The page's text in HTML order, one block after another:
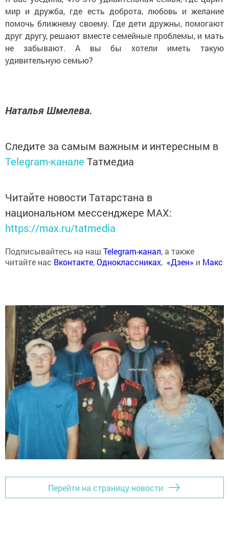
мир и дружба, где есть доброта, любовь и желание
помочь ближнему своему. Где дети дружны, помогают
друг другу, решают вместе семейные проблемы, и мать
не забывают. А вы бы хотели иметь такую
удивительную семью?
Наталья Шмелева.
Следите за самым важным и интересным в
Telegram-канале Татмедиа
Читайте новости Татарстана в
национальном мессенджере MАХ:
https://max.ru/tatmedia
Подписывайтесь на наш Telegram-канал, а также
читайте нас Вконтакте,Одноклассниках, «Дзен» и Макс
Перейти на страницу новости